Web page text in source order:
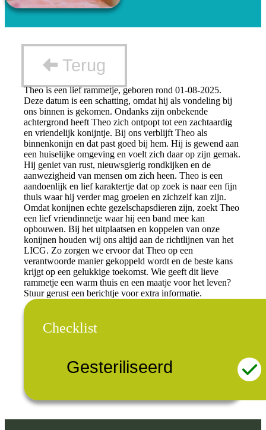
Terug
Theo is een lief rammetje, geboren rond 01-08-2025.
Deze datum is een schatting, omdat hij als vondeling bij
ons binnen is gekomen. Ondanks zijn onbekende
achtergrond heeft Theo zich ontpopt tot een zachtaardig
en vriendelijk konijntje. Bij ons verblijft Theo als
binnenkonijn en dat past goed bij hem. Hij is gewend aan
een huiselijke omgeving en voelt zich daar op zijn gemak.
Hij geniet van rust, nieuwsgierig rondkijken en de
aanwezigheid van mensen om zich heen. Theo is een
aandoenlijk en lief karaktertje dat op zoek is naar een fijn
thuis waar hij verder mag groeien en zichzelf kan zijn.
Omdat konijnen echte gezelschapsdieren zijn, zoekt Theo
een lief vriendinnetje waar hij een band mee kan
opbouwen. Bij het uitplaatsen en koppelen van onze
konijnen houden wij ons altijd aan de richtlijnen van het
LICG. Zo zorgen we ervoor dat Theo op een
verantwoorde manier gekoppeld wordt en de beste kans
krijgt op een gelukkige toekomst. Wie geeft dit lieve
rammetje een warm thuis en een maatje voor het leven?
Stuur gerust een berichtje voor extra informatie.
Checklist
Gesteriliseerd